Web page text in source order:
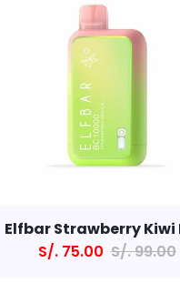
S/. 75.00 S/. 99.00